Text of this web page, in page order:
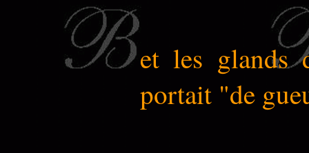
et les glands
portait "de